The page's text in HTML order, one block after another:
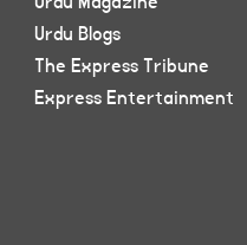
Urdu Blogs
The Express Tribune
Express Entertainment